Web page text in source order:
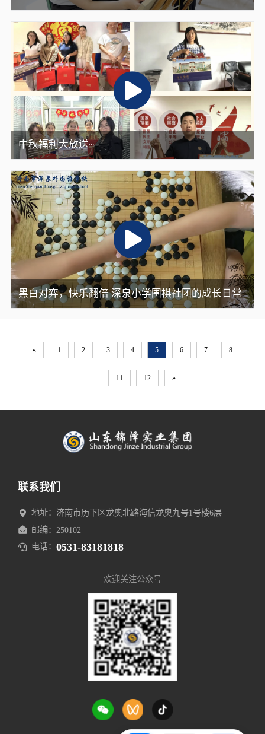
K12学校
中秋福利大放送~
黑白对弈，快乐翻倍 深泉小学围棋社团的成长日常
« 1 2 3 4 5 6 7 8
... 11 12 »
联系我们
地址：济南市历下区龙奥北路海信龙奥九号1号楼6层
邮编：250102
电话： 0531-83181818
欢迎关注公众号